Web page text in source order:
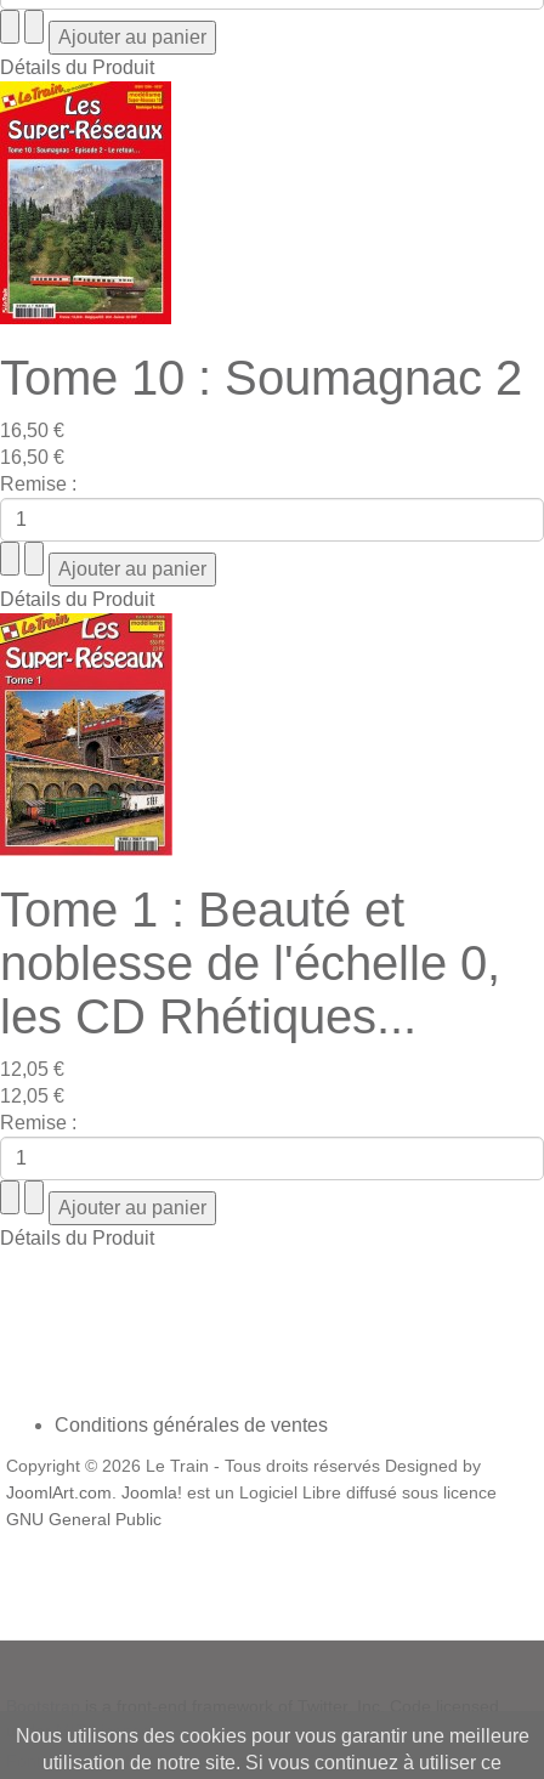
Détails du Produit
Tome 10 : Soumagnac 2
16,50 €
16,50 €
Remise :
Détails du Produit
Tome 1 : Beauté et
noblesse de l'échelle 0,
les CD Rhétiques...
12,05 €
12,05 €
Remise :
Détails du Produit
Conditions générales de ventes
Copyright © 2026 Le Train - Tous droits réservés Designed by
JoomlArt.com. Joomla! est un Logiciel Libre diffusé sous licence
GNU General Public
underMIT License.
Font Awesomefont licensed underSIL OFL 1.1.
Nous utilisons des cookies pour vous garantir une meilleure
utilisation de notre site. Si vous continuez à utiliser ce